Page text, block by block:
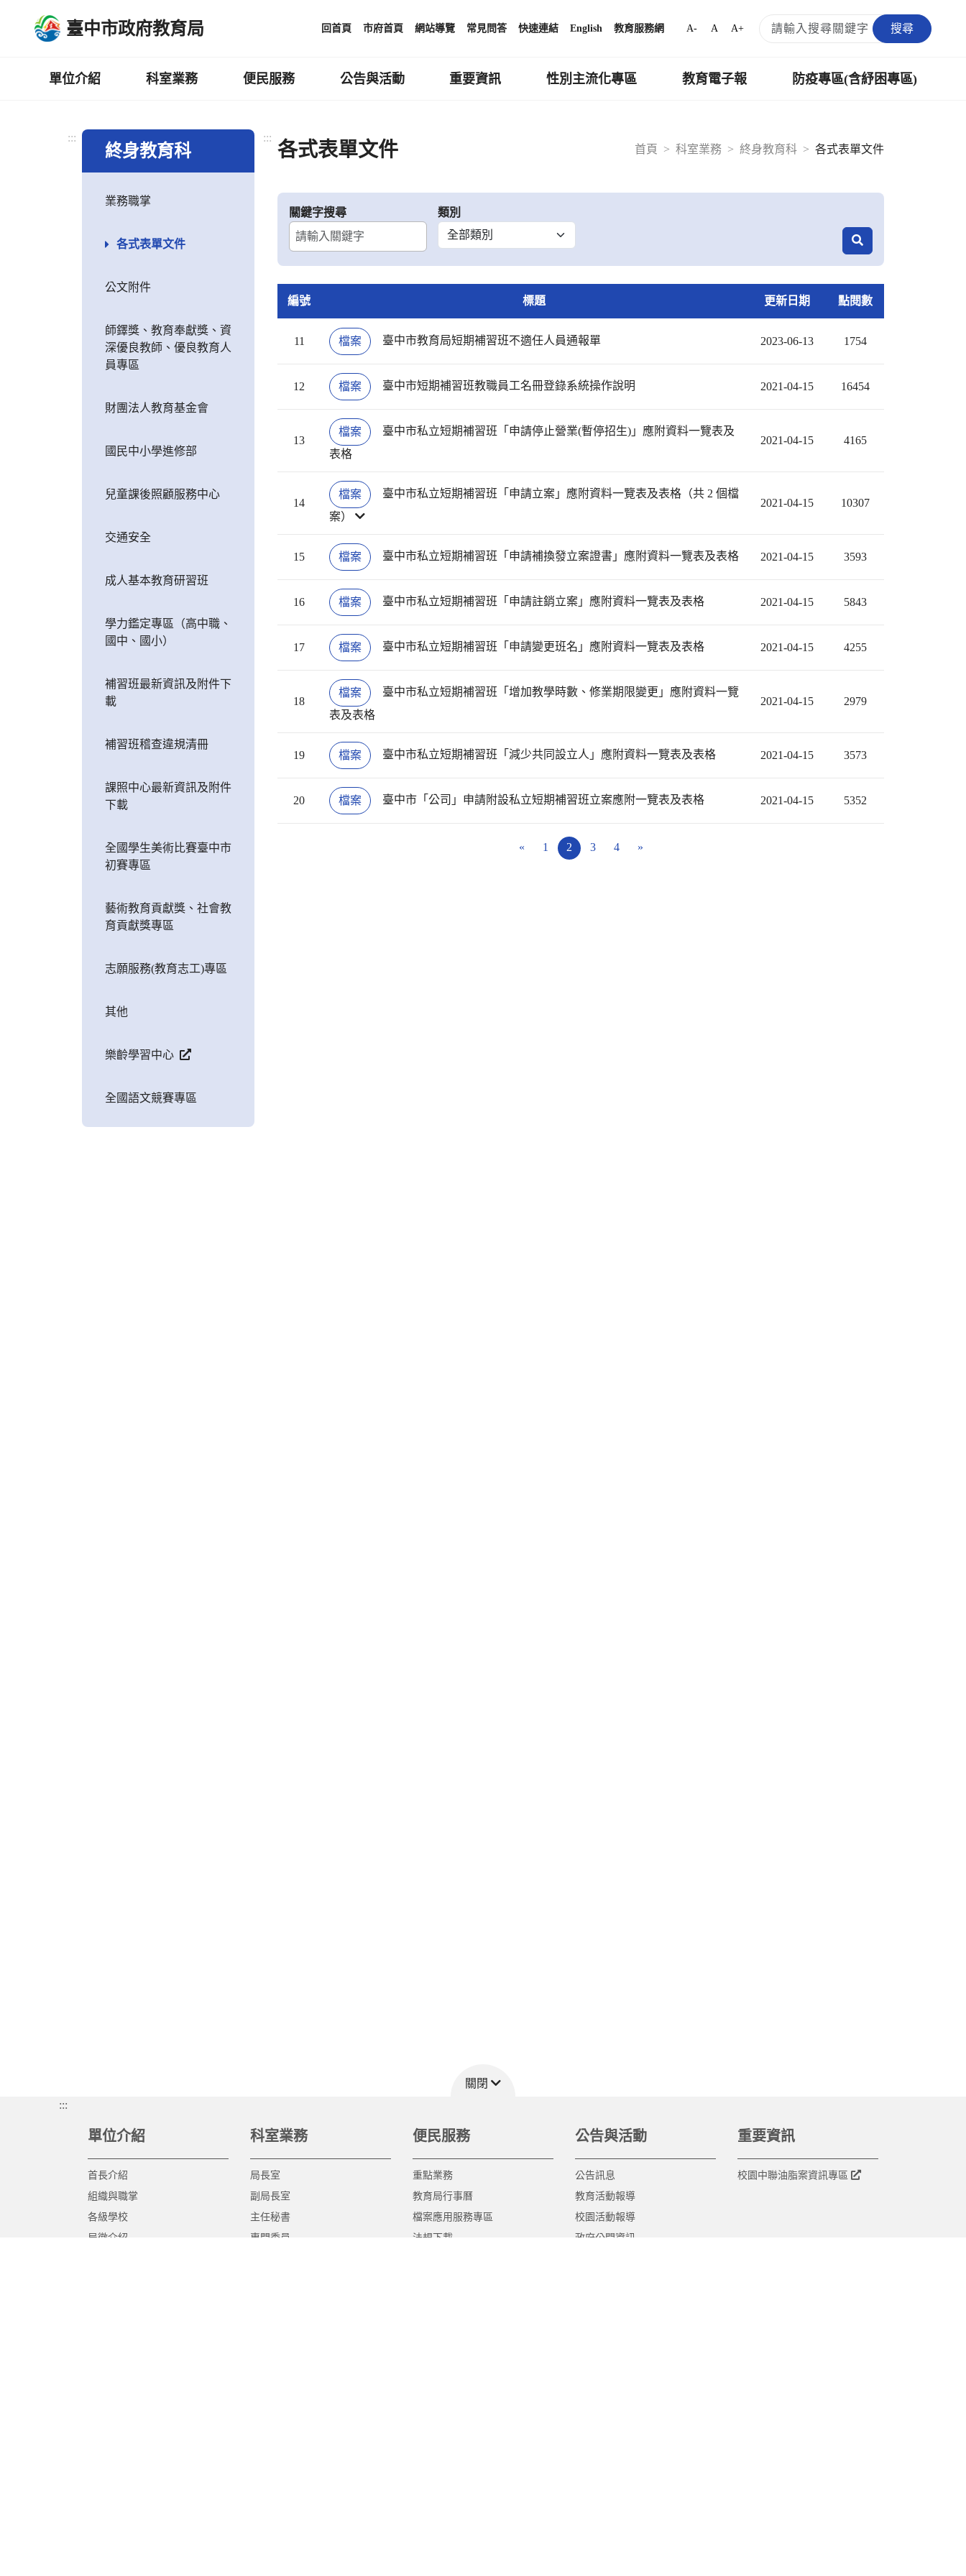
臺中市政府教育局 回首頁 市府首頁 網站導覽 常見問答 快速連結 English 教育服務網 A- A A+ 搜尋
單位介紹 科室業務 便民服務 公告與活動 重要資訊 性別主流化專區 教育電子報 防疫專區(含紓困專區)
:::
終身教育科
業務職掌
各式表單文件
公文附件
師鐸獎、教育奉獻獎、資
深優良教師、優良教育人
員專區
財團法人教育基金會
國民中小學進修部
兒童課後照顧服務中心
交通安全
成人基本教育研習班
學力鑑定專區（高中職、
國中、國小）
補習班最新資訊及附件下
載
補習班稽查違規清冊
課照中心最新資訊及附件
下載
全國學生美術比賽臺中市
初賽專區
藝術教育貢獻獎、社會教
育貢獻獎專區
志願服務(教育志工)專區
其他
樂齡學習中心
全國語文競賽專區
:::
首頁
科室業務 終身教育科 各式表單文件
各式表單文件
關鍵字搜尋 類別
編號 標題 更新日期 點閱數
11 檔案 臺中市教育局短期補習班不適任人員通報單 2023-06-13 1754
12 檔案 臺中市短期補習班教職員工名冊登錄系統操作說明 2021-04-15 16454
13
檔案
臺中市私立短期補習班「申請停止營業(暫停招生)」應附資料一覽表及
表格
2021-04-15 4165
14
檔案
臺中市私立短期補習班「申請立案」應附資料一覽表及表格（共 2 個檔
案）
2021-04-15 10307
15 檔案 臺中市私立短期補習班「申請補換發立案證書」應附資料一覽表及表格 2021-04-15 3593
16 檔案 臺中市私立短期補習班「申請註銷立案」應附資料一覽表及表格 2021-04-15 5843
17 檔案 臺中市私立短期補習班「申請變更班名」應附資料一覽表及表格 2021-04-15 4255
18
檔案
臺中市私立短期補習班「增加教學時數、修業期限變更」應附資料一覽
表及表格
2021-04-15 2979
19 檔案 臺中市私立短期補習班「減少共同設立人」應附資料一覽表及表格 2021-04-15 3573
20 檔案 臺中市「公司」申請附設私立短期補習班立案應附一覽表及表格 2021-04-15 5352
« 1 2 3 4 »
關閉
:::
單位介紹
首長介紹
組織與職掌
各級學校
局徽介紹
科室業務
局長室
副局長室
主任秘書
專門委員
便民服務
重點業務
教育局行事曆
檔案應用服務專區
法規下載
公告與活動
公告訊息
教育活動報導
校園活動報導
政府公開資訊
重要資訊
校園中聯油脂案資訊專區